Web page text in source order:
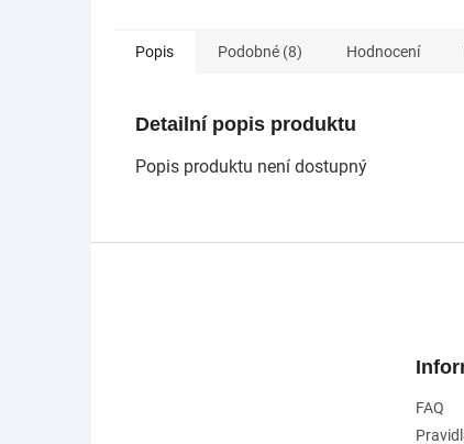
Popis Podobné (8) Hodnocení
Detailní popis produktu
Popis produktu není dostupný
FAQ